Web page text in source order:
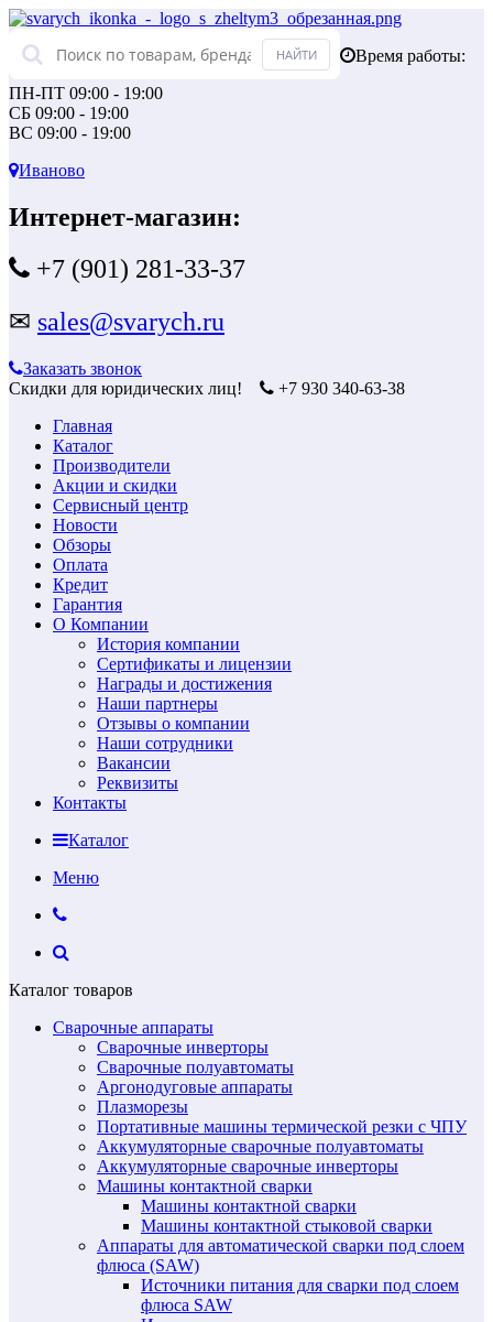
Время работы:
ПН-ПТ 09:00 - 19:00
СБ 09:00 - 19:00
ВС 09:00 - 19:00
Иваново
Интернет-магазин:
+7 (901) 281-33-37
✉ sales@svarych.ru
Заказать звонок
Скидки для юридических лиц!
+7 930 340-63-38
Главная
Каталог
Производители
Акции и скидки
Сервисный центр
Новости
Обзоры
Оплата
Кредит
Гарантия
О Компании
История компании
Сертификаты и лицензии
Награды и достижения
Наши партнеры
Отзывы о компании
Наши сотрудники
Вакансии
Реквизиты
Контакты
Каталог
Меню
Каталог товаров
Сварочные аппараты
Сварочные инверторы
Сварочные полуавтоматы
Аргонодуговые аппараты
Плазморезы
Портативные машины термической резки с ЧПУ
Аккумуляторные сварочные полуавтоматы
Аккумуляторные сварочные инверторы
Машины контактной сварки
Машины контактной сварки
Машины контактной стыковой сварки
Аппараты для автоматической сварки под слоем
флюса (SAW)
Источники питания для сварки под слоем
флюса SAW